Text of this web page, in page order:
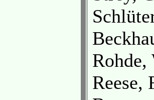
Rohde,
Reese,